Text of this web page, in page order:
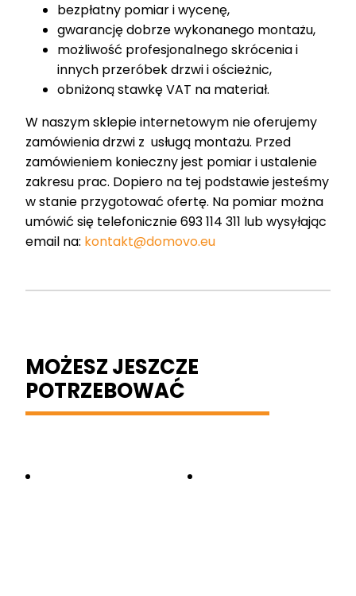
bezpłatny pomiar i wycenę,
gwarancję dobrze wykonanego montażu,
możliwość profesjonalnego skrócenia i
innych przeróbek drzwi i ościeżnic,
obniżoną stawkę VAT na materiał.
W naszym sklepie internetowym nie oferujemy
zamówienia drzwi z usługą montażu. Przed
zamówieniem konieczny jest pomiar i ustalenie
zakresu prac. Dopiero na tej podstawie jesteśmy
w stanie przygotować ofertę. Na pomiar można
umówić się telefonicznie 693 114 311 lub wysyłając
email na: kontakt@domovo.eu
MOŻESZ JESZCZE
POTRZEBOWAĆ